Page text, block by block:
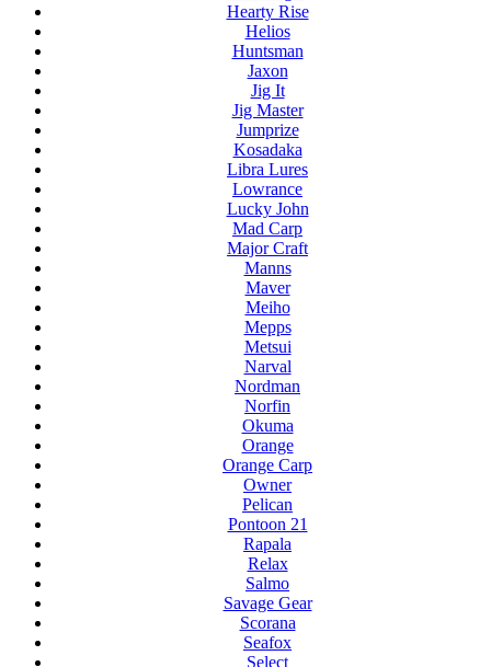
Hearty Rise
Helios
Huntsman
Jaxon
Jig It
Jig Master
Jumprize
Kosadaka
Libra Lures
Lowrance
Lucky John
Mad Carp
Major Craft
Manns
Maver
Meiho
Mepps
Metsui
Narval
Nordman
Norfin
Okuma
Orange
Orange Carp
Owner
Pelican
Pontoon 21
Rapala
Relax
Salmo
Savage Gear
Scorana
Seafox
Select